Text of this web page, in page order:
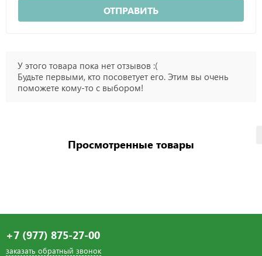
ОТПРАВИТЬ
У этого товара пока нет отзывов :(
Будьте первыми, кто посоветует его. Этим вы очень
поможете кому-то с выбором!
Просмотренные товары
+7 (977) 875-27-00
заказать обратный звонок